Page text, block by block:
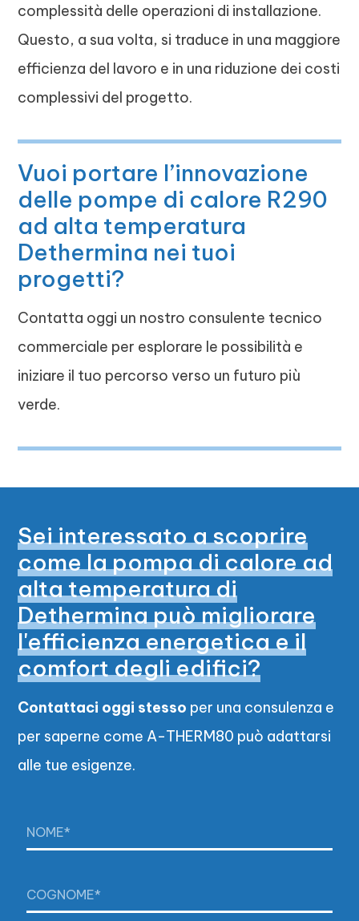
complessità delle operazioni di installazione.
Questo, a sua volta, si traduce in una maggiore
efficienza del lavoro e in una riduzione dei costi
complessivi del progetto.
Vuoi portare l’innovazione
delle pompe di calore R290
ad alta temperatura
Dethermina nei tuoi
progetti?
Contatta oggi un nostro consulente tecnico
commerciale per esplorare le possibilità e
iniziare il tuo percorso verso un futuro più
verde.
Sei interessato a scoprire
come la pompa di calore ad
alta temperatura di
Dethermina può migliorare
l'efficienza energetica e il
comfort degli edifici?
Contattaci oggi stesso per una consulenza e
per saperne come A-THERM80 può adattarsi
alle tue esigenze.